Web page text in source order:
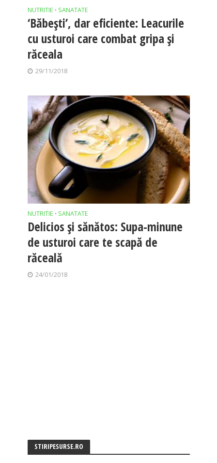
NUTRITIE • SANATATE
‘Băbeşti’, dar eficiente: Leacurile
cu usturoi care combat gripa şi
răceala
29/11/2018
NUTRITIE • SANATATE
Delicios și sănătos: Supa-minune
de usturoi care te scapă de
răceală
24/01/2018
STIRIPESURSE.RO